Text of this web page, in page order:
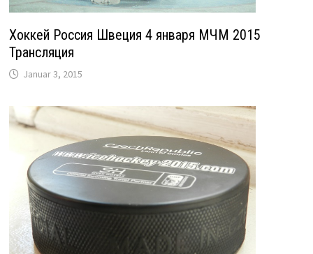
Хоккей Россия Швеция 4 января МЧМ 2015
Трансляция
Januar 3, 2015